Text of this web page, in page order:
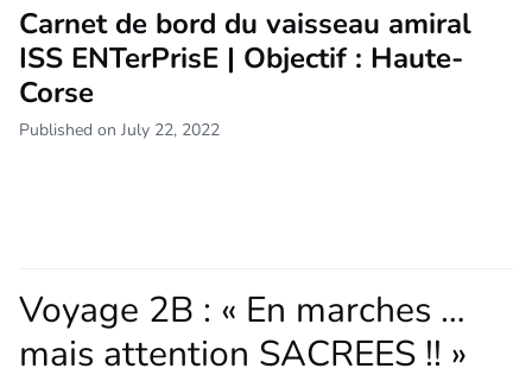
Carnet de bord du vaisseau amiral
ISS ENTerPrisE | Objectif : Haute-
Corse
Published on July 22, 2022
Voyage 2B : « En marches …
mais attention SACREES !! »